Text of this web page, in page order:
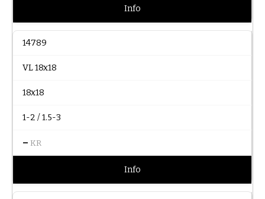
Info
14789
VL 18x18
18x18
1-2 / 1.5-3
– KR
Info